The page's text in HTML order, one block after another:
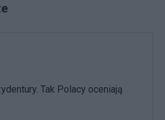
Tak Polacy oceniają